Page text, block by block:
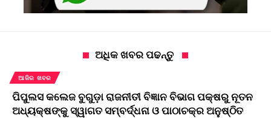
ଅଧିକ ଖବର ପଢନ୍ତୁ
ଆଜିର ଖବର
ପିପୁଲସ କଲେଜ ବୁଗୁଡ଼ା ରାଜନୀତୀ ବିଜ୍ଞାନ ବିଭାଗ ପକ୍ଷରୁ ନୂତନ
ଅଧ୍ୟକ୍ଷଙ୍କୁ ସ୍ୱାଗତ ସମ୍ବର୍ଦ୍ଧନା ଓ ପାଠାଚକ୍ର ଅନୁଷ୍ଠିତ